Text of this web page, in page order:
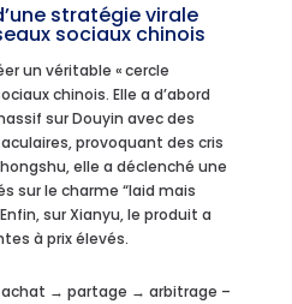
stratégie virale
sociaux chinois
un véritable « cercle
chinois. Elle a d’abord
sur Douyin avec des
provoquant des cris
elle a déclenché une
sur le charme “laid mais
sur Xianyu, le produit a
à prix élevés.
→ partage → arbitrage –